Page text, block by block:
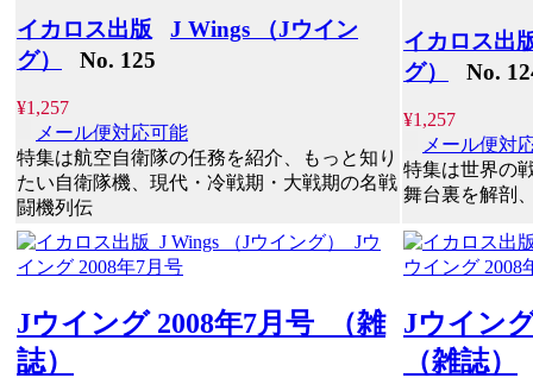
イカロス出版
J Wings （Jウイン
グ）
No. 125
¥1,257
メール便対応可能
特集は航空自衛隊の任務を紹介、もっと知り
たい自衛隊機、現代・冷戦期・大戦期の名戦
闘機列伝
イカロス出
グ）
No.
¥1,257
メール便対
特集は世界の
舞台裏を解剖
Jウイング 2008年7月号 （雑
誌）
Jウイン
（雑誌）